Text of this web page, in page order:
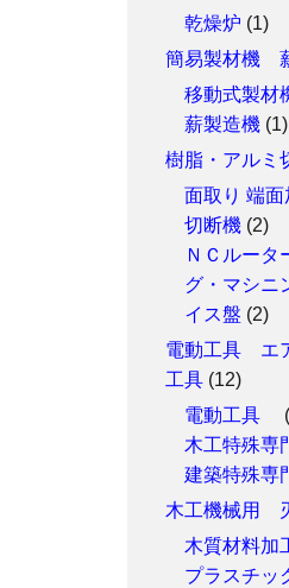
乾燥炉 (1)
簡易製材機
移動式製材
薪製造機 (1)
樹脂・アルミ
面取り 端
切断機 (2)
ＮＣルータ
グ・マシニ
イス盤 (2)
電動工具 エ
工具 (12)
電動工具
木工特殊専
建築特殊専
木工機械用
木質材料加
プラスチッ